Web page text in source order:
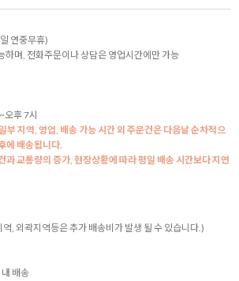
연중무휴)
하며, 전화주문이나 상담은 영업시간에만 가능
오후 7시
부 지역, 영업, 배송 가능 시간 외 주문건은 다음날 순차적으
에 배송됩니다.
과 교통량의 증가, 현장상황에 따라 평일 배송 시간보다 지연
, 외곽지역등은 추가 배송비가 발생 될 수 있습니다.)
배송